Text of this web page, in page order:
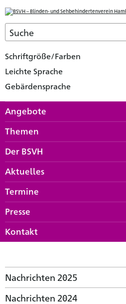
Schriftgröße/Farben
Leichte Sprache
Gebärdensprache
Angebote
Themen
Der BSVH
Aktuelles
Termine
Presse
Kontakt
Nachrichten 2025
Nachrichten 2024